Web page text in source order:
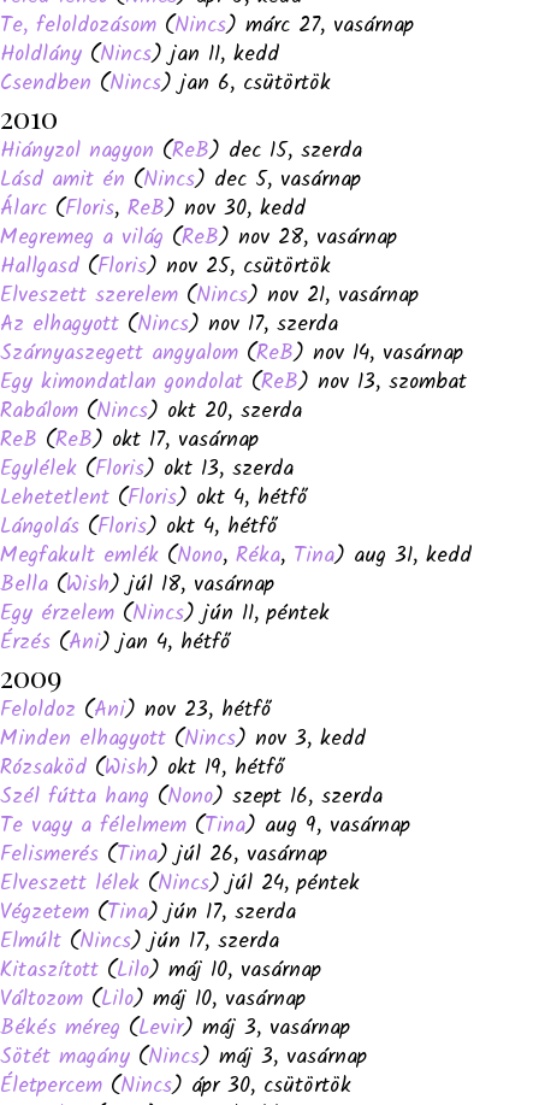
Te, feloldozásom (Nincs) márc 27, vasárnap
Holdlány (Nincs) jan 11, kedd
Csendben (Nincs) jan 6, csütörtök
2010
Hiányzol nagyon (ReB) dec 15, szerda
Lásd amit én (Nincs) dec 5, vasárnap
Álarc (Floris, ReB) nov 30, kedd
Megremeg a világ (ReB) nov 28, vasárnap
Hallgasd (Floris) nov 25, csütörtök
Elveszett szerelem (Nincs) nov 21, vasárnap
Az elhagyott (Nincs) nov 17, szerda
Szárnyaszegett angyalom (ReB) nov 14, vasárnap
Egy kimondatlan gondolat (ReB) nov 13, szombat
Rabálom (Nincs) okt 20, szerda
ReB (ReB) okt 17, vasárnap
Egylélek (Floris) okt 13, szerda
Lehetetlent (Floris) okt 4, hétfő
Lángolás (Floris) okt 4, hétfő
Megfakult emlék (Nono, Réka, Tina) aug 31, kedd
Bella (Wish) júl 18, vasárnap
Egy érzelem (Nincs) jún 11, péntek
Érzés (Ani) jan 4, hétfő
2009
Feloldoz (Ani) nov 23, hétfő
Minden elhagyott (Nincs) nov 3, kedd
Rózsaköd (Wish) okt 19, hétfő
Szél fútta hang (Nono) szept 16, szerda
Te vagy a félelmem (Tina) aug 9, vasárnap
Felismerés (Tina) júl 26, vasárnap
Elveszett lélek (Nincs) júl 24, péntek
Végzetem (Tina) jún 17, szerda
Elmúlt (Nincs) jún 17, szerda
Kitaszított (Lilo) máj 10, vasárnap
Változom (Lilo) máj 10, vasárnap
Békés méreg (Levir) máj 3, vasárnap
Sötét magány (Nincs) máj 3, vasárnap
Életpercem (Nincs) ápr 30, csütörtök